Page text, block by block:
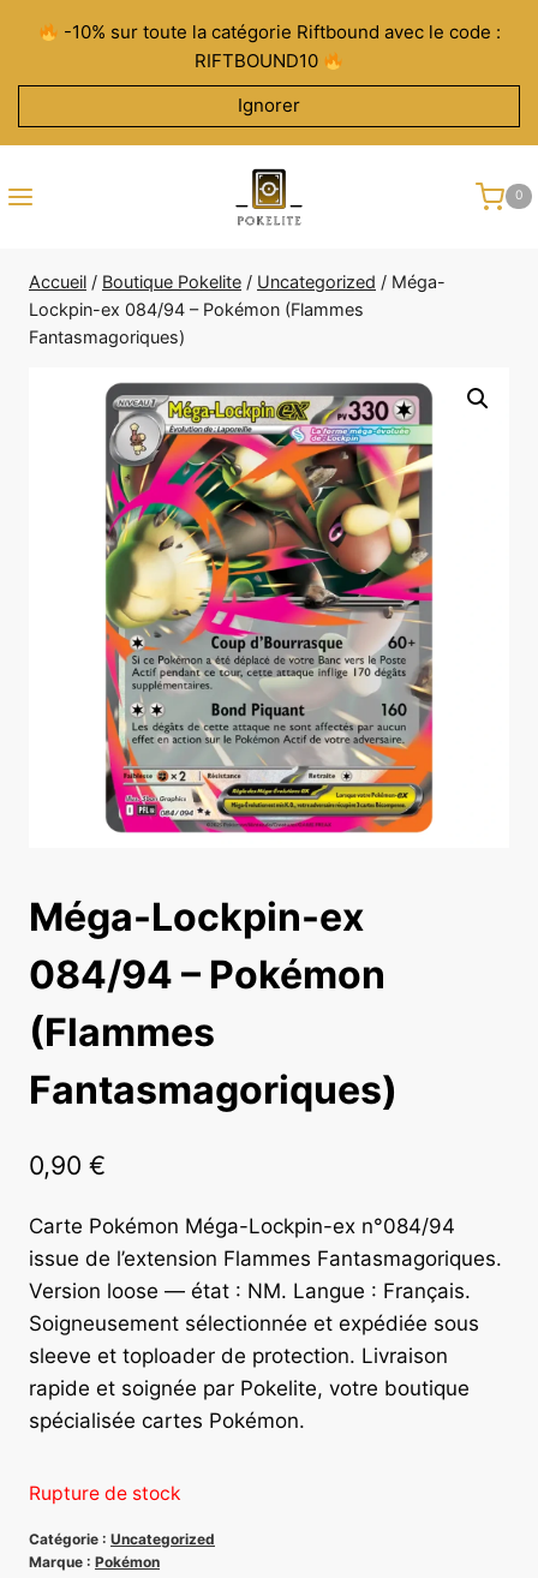
contenu
-10% sur toute la catégorie Riftbound avec le code :
RIFTBOUND10
Ignorer
0
Accueil / Boutique Pokelite / Uncategorized / Méga-
Lockpin-ex 084/94 – Pokémon (Flammes
Fantasmagoriques)
Méga-Lockpin-ex
084/94 – Pokémon
(Flammes
Fantasmagoriques)
0,90 €
Carte Pokémon Méga-Lockpin-ex n°084/94
issue de l’extension Flammes Fantasmagoriques.
Version loose — état : NM. Langue : Français.
Soigneusement sélectionnée et expédiée sous
sleeve et toploader de protection. Livraison
rapide et soignée par Pokelite, votre boutique
spécialisée cartes Pokémon.
Rupture de stock
Catégorie : Uncategorized
Marque : Pokémon